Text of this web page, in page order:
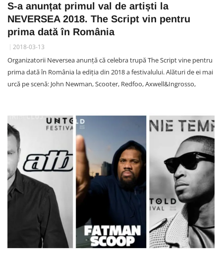
S-a anunțat primul val de artiști la
NEVERSEA 2018. The Script vin pentru
prima dată în România
2018-03-13
Organizatorii Neversea anunță că celebra trupă The Script vine pentru
prima dată în România la ediția din 2018 a festivalului. Alături de ei mai
urcă pe scenă: John Newman, Scooter, Redfoo, Axwell&Ingrosso,